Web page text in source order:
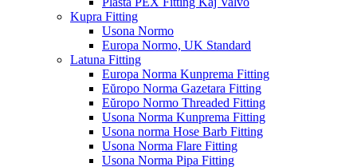
Kupra Fitting
Usona Normo
Europa Normo, UK Standard
Latuna Fitting
Europa Norma Kunprema Fitting
Eŭropo Norma Gazetara Fitting
Eŭropo Normo Threaded Fitting
Usona Norma Kunprema Fitting
Usona norma Hose Barb Fitting
Usona Norma Flare Fitting
Usona Norma Pipa Fitting